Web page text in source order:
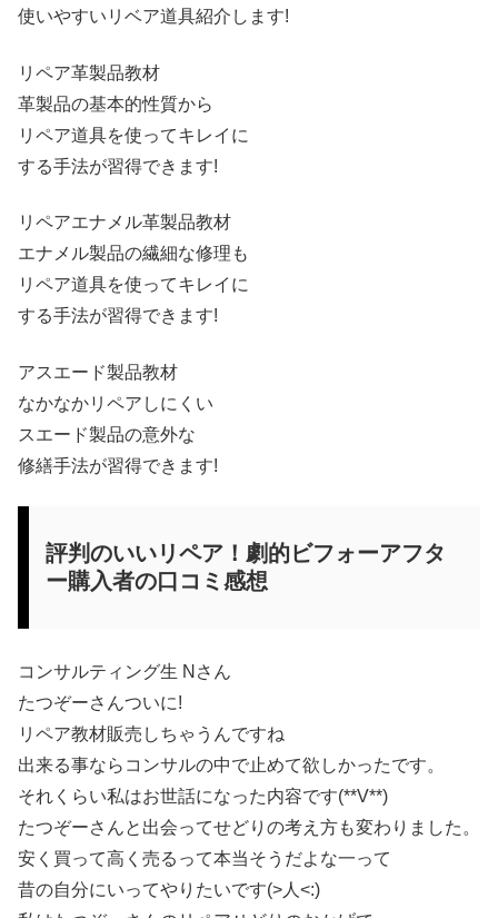
使いやすいリベア道具紹介します!
リペア革製品教材
革製品の基本的性質から
リペア道具を使ってキレイに
する手法が習得できます!
リペアエナメル革製品教材
エナメル製品の繊細な修理も
リペア道具を使ってキレイに
する手法が習得できます!
アスエード製品教材
なかなかリペアしにくい
スエード製品の意外な
修繕手法が習得できます!
評判のいいリペア！劇的ビフォーアフタ
ー購入者の口コミ感想
コンサルティング生 Nさん
たつぞーさんついに!
リペア教材販売しちゃうんですね
出来る事ならコンサルの中で止めて欲しかったです。
それくらい私はお世話になった内容です(**V**)
たつぞーさんと出会ってせどりの考え方も変わりました。
安く買って高く売るって本当そうだよな一って
昔の自分にいってやりたいです(>人<:)